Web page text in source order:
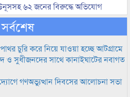
৬২ জনের বিরুদ্ধে অভিযোগ
সর্বশেষ
চুরি করে নিয়ে যাওয়া হচ্ছে আটগ্রামে
ও সুধীজনদের সাথে কানাইঘাটের নবাগত
গণঅভ্যুত্থান দিবসের আলোচনা সভা